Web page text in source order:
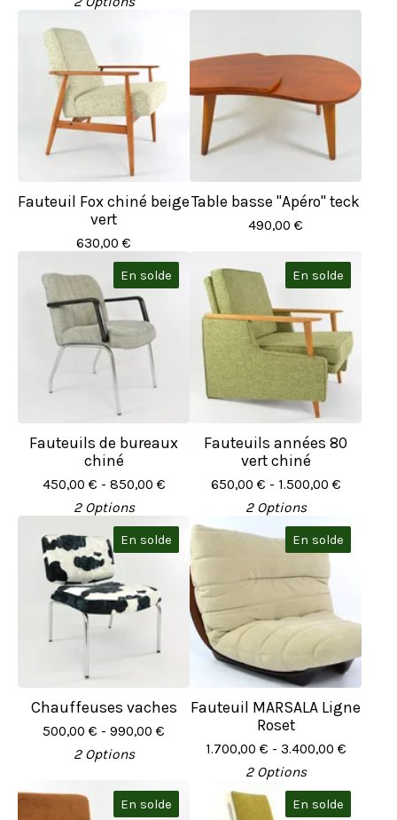
Fauteuil Fox chiné beige
vert
630,00 €
Table basse "Apéro" teck
490,00 €
En solde
Fauteuils de bureaux
chiné
450,00 € - 850,00 €
2 Options
En solde
Fauteuils années 80
vert chiné
650,00 € - 1.500,00 €
2 Options
En solde
Chauffeuses vaches
500,00 € - 990,00 €
2 Options
En solde
Fauteuil MARSALA Ligne
Roset
1.700,00 € - 3.400,00 €
2 Options
En solde
En solde